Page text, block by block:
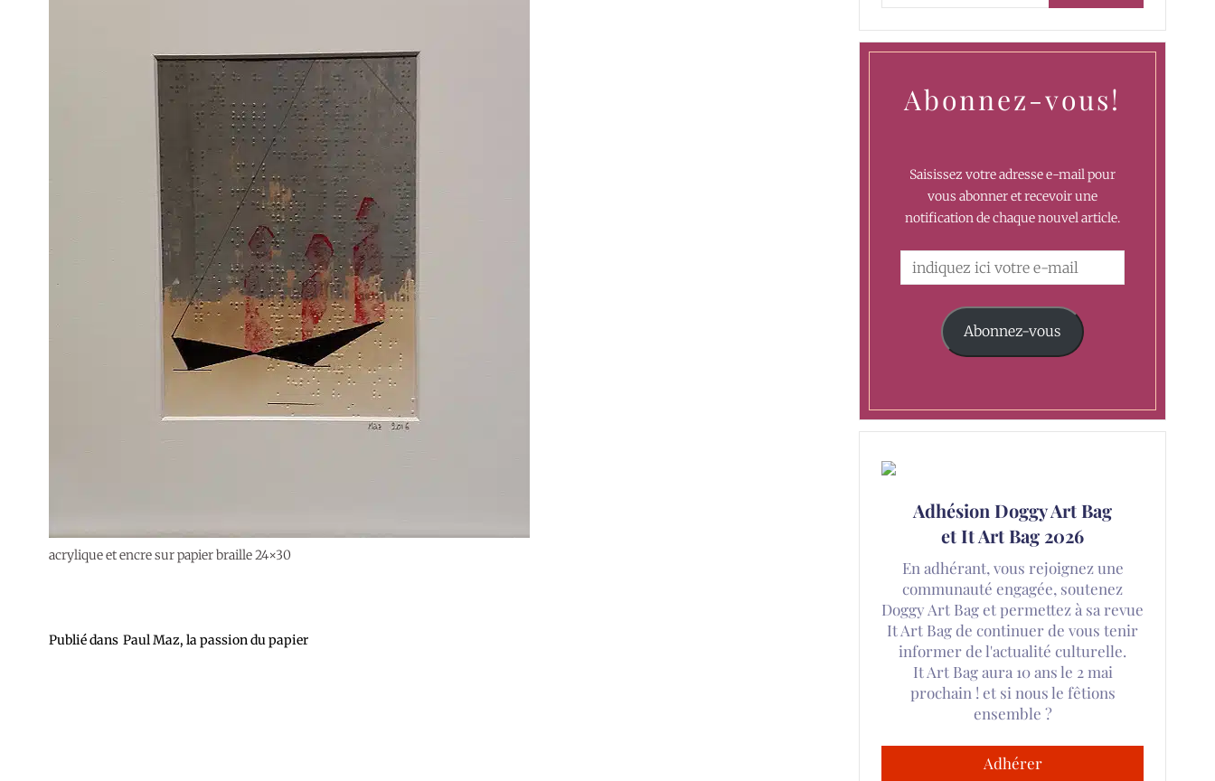
acrylique et encre sur papier braille 24×30
Publié dans Paul Maz, la passion du papier
Abonnez-vous!
Saisissez votre adresse e-mail pour
vous abonner et recevoir une
notification de chaque nouvel article.
Abonnez-vous
Adhésion Doggy Art Bag
et It Art Bag 2026
En adhérant, vous rejoignez une
communauté engagée, soutenez
Doggy Art Bag et permettez à sa revue
It Art Bag de continuer de vous tenir
informer de l'actualité culturelle.
It Art Bag aura 10 ans le 2 mai
prochain ! et si nous le fêtions
ensemble ?
Adhérer